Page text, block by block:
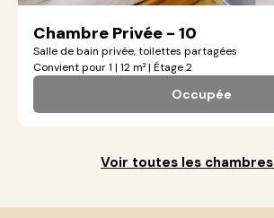
Chambre Privée - 10
Salle de bain privée, toilettes partagées
Convient pour 1 | 12 m² | Étage 2
Occupée
Voir toutes les chambres